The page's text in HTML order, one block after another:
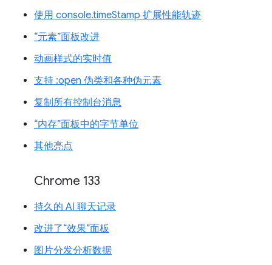
使用 console.timeStamp 扩展性能轨迹
“元素”面板改进
动画样式的实时值
支持 :open 伪类和各种伪元素
复制所有控制台消息
“内存”面板中的字节单位
其他亮点
Chrome 133
持久的 AI 聊天记录
改进了“效果”面板
图片分发分析数据